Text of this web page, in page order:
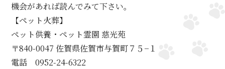
機会があれば読んでみて下さい。
【ペット火葬】
ペット供養・ペット霊園 慈光苑
〒840-0047 佐賀県佐賀市与賀町７５−１
電話 0952-24-6322